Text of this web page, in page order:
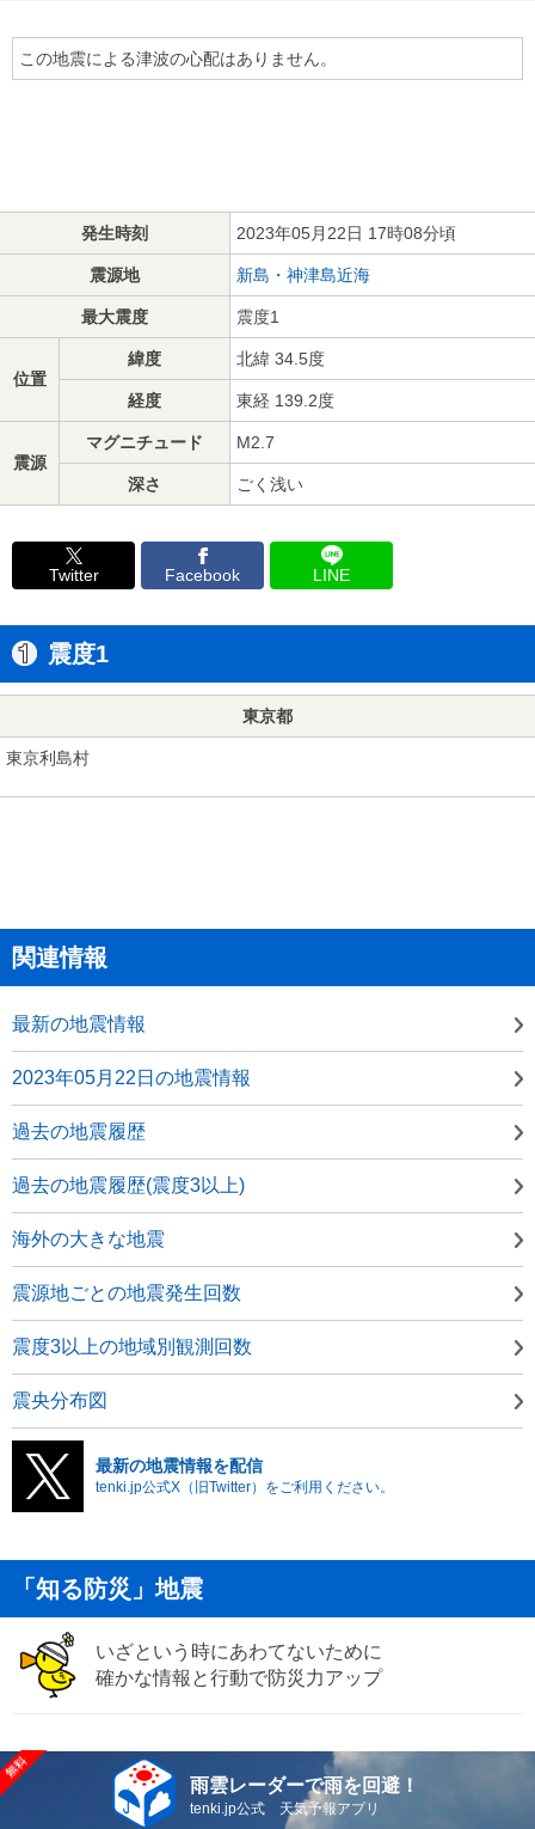
この地震による津波の心配はありません。
発生時刻 2023年05月22日 17時08分頃
震源地 新島・神津島近海
最大震度 震度1
位置
緯度 北緯 34.5度
経度 東経 139.2度
震源
マグニチュード M2.7
深さ ごく浅い
Twitter Facebook LINE
震度1
東京都
東京利島村
関連情報
最新の地震情報
2023年05月22日の地震情報
過去の地震履歴
過去の地震履歴(震度3以上)
海外の大きな地震
震源地ごとの地震発生回数
震度3以上の地域別観測回数
震央分布図
最新の地震情報を配信
tenki.jp公式X（旧Twitter）をご利用ください。
「知る防災」地震
いざという時にあわてないために
確かな情報と行動で防災力アップ
雨雲レーダーで雨を回避！
tenki.jp公式 天気予報アプリ